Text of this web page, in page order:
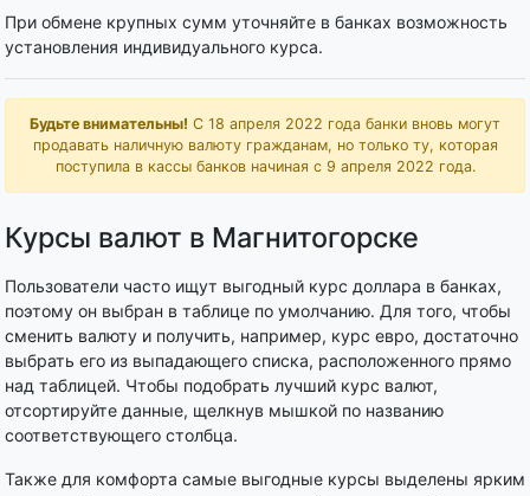
При обмене крупных сумм уточняйте в банках возможность
установления индивидуального курса.
Будьте внимательны! С 18 апреля 2022 года банки вновь могут
продавать наличную валюту гражданам, но только ту, которая
поступила в кассы банков начиная с 9 апреля 2022 года.
Курсы валют в Магнитогорске
Пользователи часто ищут выгодный курс доллара в банках,
поэтому он выбран в таблице по умолчанию. Для того, чтобы
сменить валюту и получить, например, курс евро, достаточно
выбрать его из выпадающего списка, расположенного прямо
над таблицей. Чтобы подобрать лучший курс валют,
отсортируйте данные, щелкнув мышкой по названию
соответствующего столбца.
Также для комфорта самые выгодные курсы выделены ярким